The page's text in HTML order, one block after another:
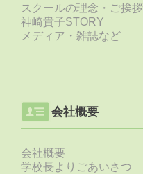
スクールの理念・ご挨拶
神崎貴子STORY
メディア・雑誌など
会社概要
会社概要
学校長よりごあいさつ